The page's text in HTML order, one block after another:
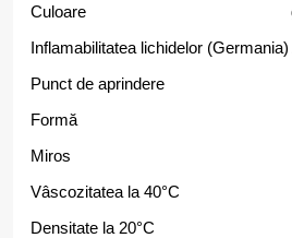
Culoare galben
Inflamabilitatea lichidelor (Germania)
Punct de aprindere >
Formă
Miros
Vâscozitatea la 40°C
Densitate la 20°C